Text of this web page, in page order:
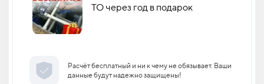
ТО через год в подарок
Расчёт бесплатный и ни к чему не обязывает. Ваши
данные будут надежно защищены!